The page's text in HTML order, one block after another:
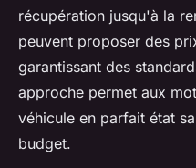
récupération jusqu'à la
peuvent proposer des
garantissant des
approche permet aux
véhicule en parfait état
budget.